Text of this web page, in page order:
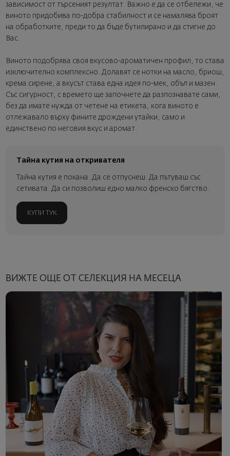
зависимост от търсеният резултат. Важно е да се отбележи, че
виното придобива по-добра стабилност и се намалява броят
на обработките, преди то да бъде бутилирано и да стигне до
Вас.
Виното подобрява своя вкусово-ароматичен профил, то става
изключително комплексно. Долавят се нотки на масло, бриош,
крема сирене, а вкусът става една идея по-мек, объл и мазен.
Със сигурност, с времето ще започнете да разпознавате сами,
без да имате нужда от четене на етикета, кога виното е
отлежавало върху фините дрождени утайки, само и
единствено по неговия вкус и аромат.
Тайна кутия на откривателя
Тайна кутия е покана. Да се отпуснеш. Да пътуваш със
сетивата. Да си позволиш едно малко френско бягство.
КУПИ ТУК
ВИЖТЕ ОЩЕ ОТ СЕЛЕКЦИЯ НА МЕСЕЦА